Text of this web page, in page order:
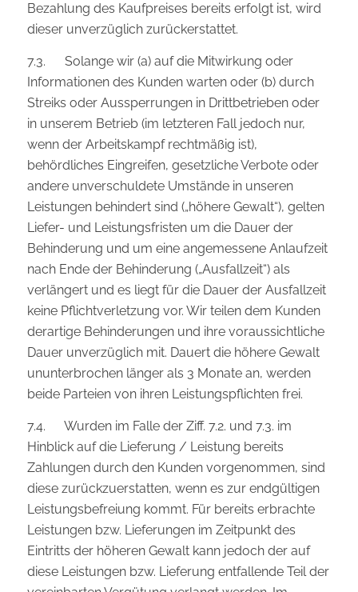
Bezahlung des Kaufpreises bereits erfolgt ist, wird
dieser unverzüglich zurückerstattet.
7.3. Solange wir (a) auf die Mitwirkung oder
Informationen des Kunden warten oder (b) durch
Streiks oder Aussperrungen in Drittbetrieben oder
in unserem Betrieb (im letzteren Fall jedoch nur,
wenn der Arbeitskampf rechtmäßig ist),
behördliches Eingreifen, gesetzliche Verbote oder
andere unverschuldete Umstände in unseren
Leistungen behindert sind („höhere Gewalt“), gelten
Liefer- und Leistungsfristen um die Dauer der
Behinderung und um eine angemessene Anlaufzeit
nach Ende der Behinderung („Ausfallzeit“) als
verlängert und es liegt für die Dauer der Ausfallzeit
keine Pflichtverletzung vor. Wir teilen dem Kunden
derartige Behinderungen und ihre voraussichtliche
Dauer unverzüglich mit. Dauert die höhere Gewalt
ununterbrochen länger als 3 Monate an, werden
beide Parteien von ihren Leistungspflichten frei.
7.4. Wurden im Falle der Ziff. 7.2. und 7.3. im
Hinblick auf die Lieferung / Leistung bereits
Zahlungen durch den Kunden vorgenommen, sind
diese zurückzuerstatten, wenn es zur endgültigen
Leistungsbefreiung kommt. Für bereits erbrachte
Leistungen bzw. Lieferungen im Zeitpunkt des
Eintritts der höheren Gewalt kann jedoch der auf
diese Leistungen bzw. Lieferung entfallende Teil der